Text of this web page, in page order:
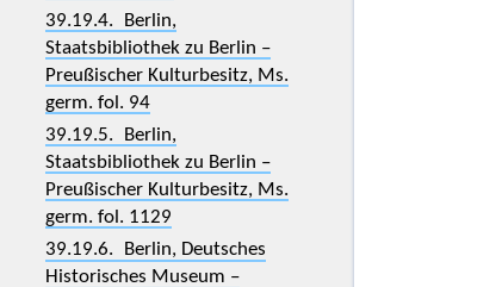
39.19.4. Berlin,
Staatsbibliothek zu Berlin –
Preußischer Kulturbesitz, Ms.
germ. fol. 94
39.19.5. Berlin,
Staatsbibliothek zu Berlin –
Preußischer Kulturbesitz, Ms.
germ. fol. 1129
39.19.6. Berlin, Deutsches
Historisches Museum –